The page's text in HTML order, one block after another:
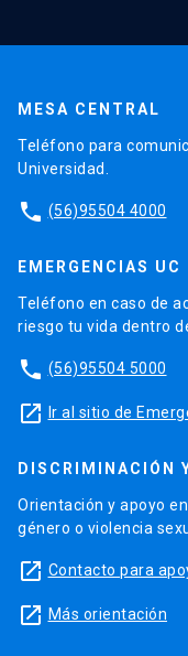
MESA CENTRAL
Teléfono para
Universidad.
phone (56)95504 4000
EMERGENCIAS UC
Teléfono en caso de
riesgo tu vida dentro
phone (56)95504 5000
launch Ir al sitio de
DISCRIMINACIÓN
Orientación y apoyo
género o violencia
launch Contacto para
launch Más orientación